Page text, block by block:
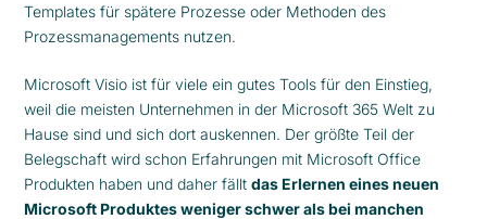
Templates für spätere Prozesse oder Methoden des
Prozessmanagements nutzen.
Microsoft Visio ist für viele ein gutes Tools für den Einstieg,
weil die meisten Unternehmen in der Microsoft 365 Welt zu
Hause sind und sich dort auskennen. Der größte Teil der
Belegschaft wird schon Erfahrungen mit Microsoft Office
Produkten haben und daher fälltdas Erlernen eines neuen
Microsoft Produktes weniger schwer als bei manchen